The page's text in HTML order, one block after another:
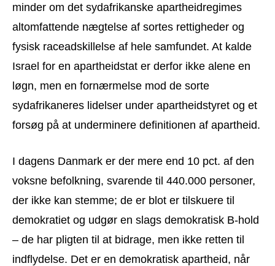
minder om det sydafrikanske apartheidregimes
altomfattende nægtelse af sortes rettigheder og
fysisk raceadskillelse af hele samfundet. At kalde
Israel for en apartheidstat er derfor ikke alene en
løgn, men en fornærmelse mod de sorte
sydafrikaneres lidelser under apartheidstyret og et
forsøg på at underminere definitionen af apartheid.
I dagens Danmark er der mere end 10 pct. af den
voksne befolkning, svarende til 440.000 personer,
der ikke kan stemme; de er blot er tilskuere til
demokratiet og udgør en slags demokratisk B-hold
– de har pligten til at bidrage, men ikke retten til
indflydelse. Det er en demokratisk apartheid, når